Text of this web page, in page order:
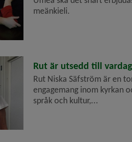
meänkieli.
2026-04-14
Rut är utsedd till
Rut Niska Säfström är en
engagemang inom kyrkan
språk och kultur,...